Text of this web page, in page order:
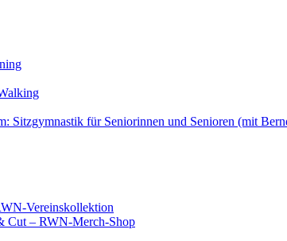
Sitzgymnastik für Seniorinnen und Senioren (mit
Vereinskollektion
Cut – RWN-Merch-Shop